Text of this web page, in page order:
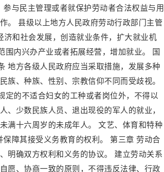
与民主管理或者就保护劳动者合法权益与用
。 县级以上地方人民政府劳动行政部门主管
和社会发展，创造就业条件，扩大就业机
内兴办产业或者拓展经营，增加就业。 国
地方各级人民政府应当采取措施，发展多种
族、种族、性别、宗教信仰不同而受歧视。
定的不适合妇女的工种或者岗位外，不得以
、少数民族人员、退出现役的军人的就业，
满十六周岁的未成年人。 文艺、体育和特种
障其接受义务教育的权利。 第三章 劳动合
明确双方权利和义务的协议。 建立劳动关系
愿、协商一致的原则，不得违反法律、行政